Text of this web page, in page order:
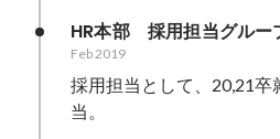
HR本部　採用担当グルー
Feb 2019
採用担当として、20,21卒
当。